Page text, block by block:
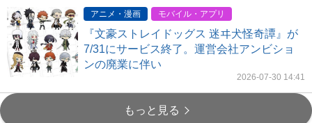
アニメ・漫画 モバイル・アプリ
『文豪ストレイドッグス 迷ヰ犬怪奇譚』が
7/31にサービス終了。運営会社アンビショ
ンの廃業に伴い
2026-07-30 14:41
もっと見る